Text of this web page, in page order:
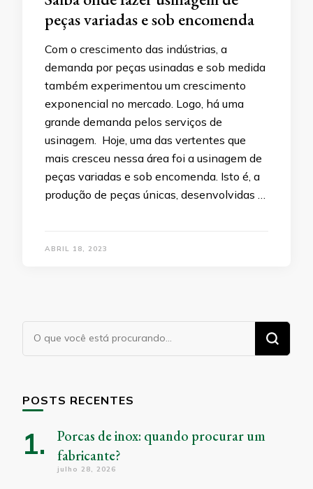
peças variadas e sob encomenda
Com o crescimento das indústrias, a
demanda por peças usinadas e sob medida
também experimentou um crescimento
exponencial no mercado. Logo, há uma
grande demanda pelos serviços de
usinagem. Hoje, uma das vertentes que
mais cresceu nessa área foi a usinagem de
peças variadas e sob encomenda. Isto é, a
produção de peças únicas, desenvolvidas …
ABRIL 18, 2023
Procurando
algo?
POSTS RECENTES
Porcas de inox: quando procurar um
fabricante?
julho 28, 2026